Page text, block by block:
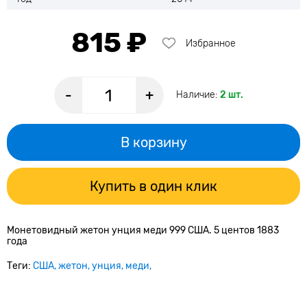
815 ₽ Избранное
- + Наличие: 2 шт.
В корзину
Купить в один клик
Монетовидный жетон унция меди 999 США. 5 центов 1883
года
Теги: США жетон унция меди